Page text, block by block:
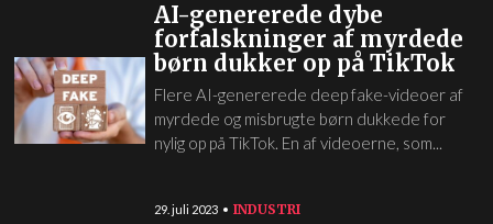
AI-genererede dybe
forfalskninger af myrdede
børn dukker op på TikTok
Flere AI-genererede deep fake-videoer af
myrdede og misbrugte børn dukkede for
nylig op på TikTok. En af videoerne, som...
29. juli 2023 INDUSTRI